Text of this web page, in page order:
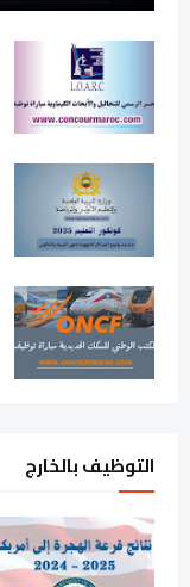
التوظيف بالخارج